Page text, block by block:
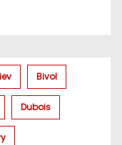
Bivol
Dubois